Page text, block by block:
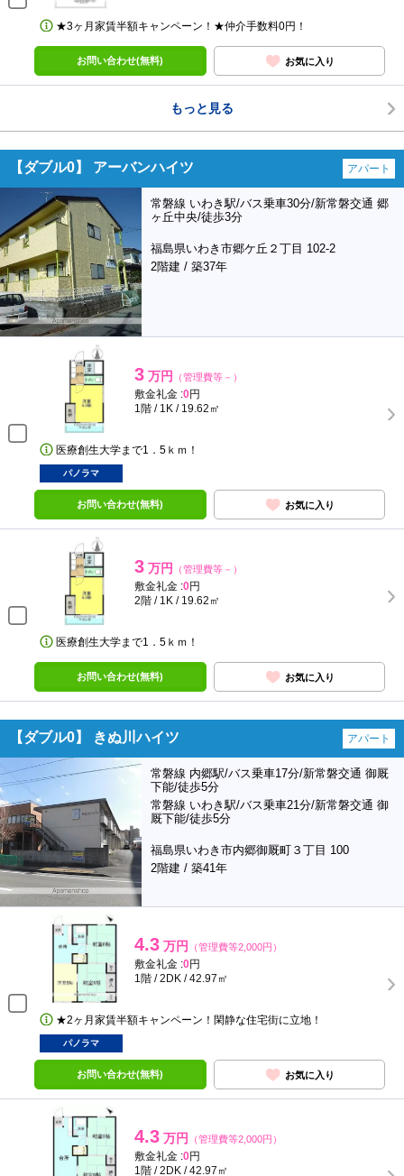
★3ヶ月家賃半額キャンペーン！★仲介手数料0円！
お問い合わせ(無料) お気に入り
もっと見る
【ダブル0】 アーバンハイツ アパート
常磐線 いわき駅/バス乗車30分/新常磐交通 郷
ヶ丘中央/徒歩3分
福島県いわき市郷ケ丘２丁目 102-2
2階建 / 築37年
3 万円 （管理費等－）
敷金礼金 :0円
1階 / 1K / 19.62㎡
医療創生大学まで1．5ｋｍ！
パノラマ
お問い合わせ(無料) お気に入り
3 万円 （管理費等－）
敷金礼金 :0円
2階 / 1K / 19.62㎡
医療創生大学まで1．5ｋｍ！
お問い合わせ(無料) お気に入り
【ダブル0】 きぬ川ハイツ アパート
常磐線 内郷駅/バス乗車17分/新常磐交通 御厩
下能/徒歩5分
常磐線 いわき駅/バス乗車21分/新常磐交通 御
厩下能/徒歩5分
福島県いわき市内郷御厩町３丁目 100
2階建 / 築41年
4.3 万円 （管理費等2,000円）
敷金礼金 :0円
1階 / 2DK / 42.97㎡
★2ヶ月家賃半額キャンペーン！閑静な住宅街に立地！
パノラマ
お問い合わせ(無料) お気に入り
4.3 万円 （管理費等2,000円）
敷金礼金 :0円
1階 / 2DK / 42.97㎡